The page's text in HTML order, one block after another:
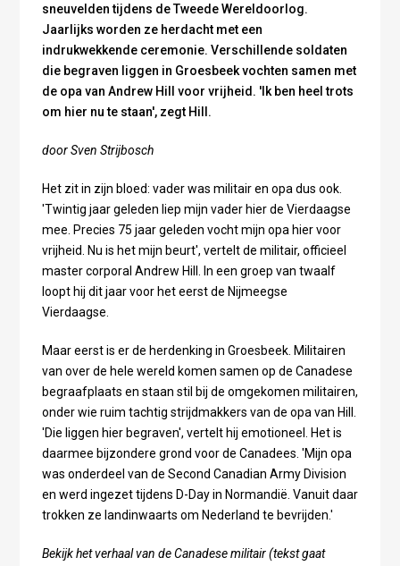
sneuvelden tijdens de Tweede Wereldoorlog.
Jaarlijks worden ze herdacht met een
indrukwekkende ceremonie. Verschillende soldaten
die begraven liggen in Groesbeek vochten samen met
de opa van Andrew Hill voor vrijheid. 'Ik ben heel trots
om hier nu te staan', zegt Hill.
door Sven Strijbosch
Het zit in zijn bloed: vader was militair en opa dus ook.
'Twintig jaar geleden liep mijn vader hier de Vierdaagse
mee. Precies 75 jaar geleden vocht mijn opa hier voor
vrijheid. Nu is het mijn beurt', vertelt de militair, officieel
master corporal Andrew Hill. In een groep van twaalf
loopt hij dit jaar voor het eerst de Nijmeegse
Vierdaagse.
Maar eerst is er de herdenking in Groesbeek. Militairen
van over de hele wereld komen samen op de Canadese
begraafplaats en staan stil bij de omgekomen militairen,
onder wie ruim tachtig strijdmakkers van de opa van Hill.
'Die liggen hier begraven', vertelt hij emotioneel. Het is
daarmee bijzondere grond voor de Canadees. 'Mijn opa
was onderdeel van de Second Canadian Army Division
en werd ingezet tijdens D-Day in Normandië. Vanuit daar
trokken ze landinwaarts om Nederland te bevrijden.'
Bekijk het verhaal van de Canadese militair (tekst gaat